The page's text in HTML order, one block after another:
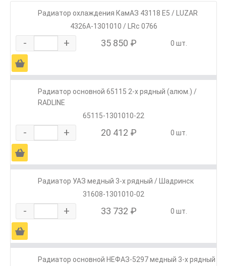
Радиатор охлаждения КамАЗ 43118 Е5 / LUZAR
4326А-1301010 / LRc 0766
- + 35 850 ₽ 0 шт.
Ä
Радиатор основной 65115 2-х рядный (алюм.) /
RADLINE
65115-1301010-22
- + 20 412 ₽ 0 шт.
Ä
Радиатор УАЗ медный 3-х рядный / Шадринск
31608-1301010-02
- + 33 732 ₽ 0 шт.
Ä
Радиатор основной НЕФАЗ-5297 медный 3-х рядный